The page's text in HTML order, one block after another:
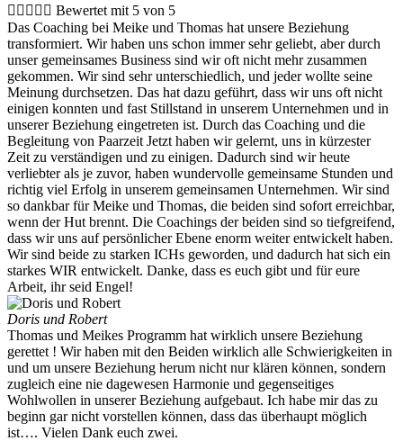
     Bewertet mit 5 von 5
Das Coaching bei Meike und Thomas hat unsere Beziehung
transformiert. Wir haben uns schon immer sehr geliebt, aber durch
unser gemeinsames Business sind wir oft nicht mehr zusammen
gekommen. Wir sind sehr unterschiedlich, und jeder wollte seine
Meinung durchsetzen. Das hat dazu geführt, dass wir uns oft nicht
einigen konnten und fast Stillstand in unserem Unternehmen und in
unserer Beziehung eingetreten ist. Durch das Coaching und die
Begleitung von Paarzeit Jetzt haben wir gelernt, uns in kürzester
Zeit zu verständigen und zu einigen. Dadurch sind wir heute
verliebter als je zuvor, haben wundervolle gemeinsame Stunden und
richtig viel Erfolg in unserem gemeinsamen Unternehmen. Wir sind
so dankbar für Meike und Thomas, die beiden sind sofort erreichbar,
wenn der Hut brennt. Die Coachings der beiden sind so tiefgreifend,
dass wir uns auf persönlicher Ebene enorm weiter entwickelt haben.
Wir sind beide zu starken ICHs geworden, und dadurch hat sich ein
starkes WIR entwickelt. Danke, dass es euch gibt und für eure
Arbeit, ihr seid Engel!
Doris und Robert
Thomas und Meikes Programm hat wirklich unsere Beziehung
gerettet ! Wir haben mit den Beiden wirklich alle Schwierigkeiten in
und um unsere Beziehung herum nicht nur klären können, sondern
zugleich eine nie dagewesen Harmonie und gegenseitiges
Wohlwollen in unserer Beziehung aufgebaut. Ich habe mir das zu
beginn gar nicht vorstellen können, dass das überhaupt möglich
ist…. Vielen Dank euch zwei.